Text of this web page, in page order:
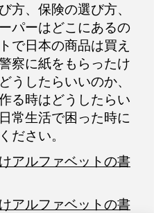
方、保険の選び方、
パーはどこにあるの
で日本の商品は買え
察に紙をもらったけ
うしたらいいのか、
る時はどうしたらい
常生活で困った時に
ださい。
アルファベットの書
アルファベットの書